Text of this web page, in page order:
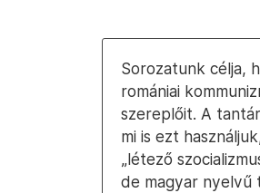
Sorozatunk célja,
romániai
szereplőit. A
mi is ezt
„létező
de magyar nyelvű